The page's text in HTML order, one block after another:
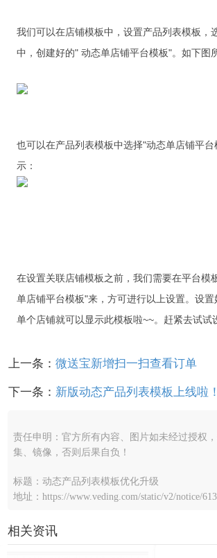
我们可以在店铺模板中，设置产品列表模板，
中，创建好的" 动态单店铺平台模板"。如下图
也可以在产品列表模板中选择"动态单店铺平
示：
在设置关联店铺模板之前，我们需要在平台模
单店铺平台模板"来，方可进行以上设置。设置
单个店铺就可以显示此模板啦~~。赶紧去试试
上一条： 微送宝新增扫一扫查看订单
下一条： 新版动态产品列表模板上线啦！
责任申明：官方所有内容、图片如未经过授权
集、镜像，否则后果自负！
标题：动态产品列表模板优化升级
地址：https://www.veding.com/static/v2/notice/
相关资讯